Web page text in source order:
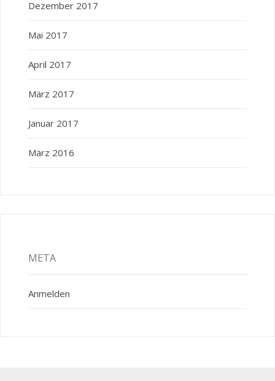
Dezember 2017
Mai 2017
April 2017
März 2017
Januar 2017
März 2016
META
Anmelden